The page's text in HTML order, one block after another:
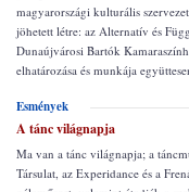
magyarországi kulturális
jöhetett létre: az Alternatív és
Dunaújvárosi Bartók
elhatározása és munkája
Esmények
A tánc világnapja
Ma van a tánc világnapja; a
Társulat, az Experidance és a